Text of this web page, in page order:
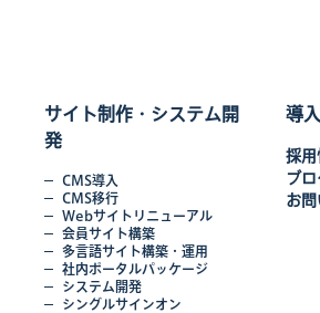
サイト制作・システム開
発
CMS導入
CMS移行
Webサイトリニューアル
会員サイト構築
多言語サイト構築・運用
社内ポータルパッケージ
システム開発
シングルサインオン
導
採用
ブロ
お